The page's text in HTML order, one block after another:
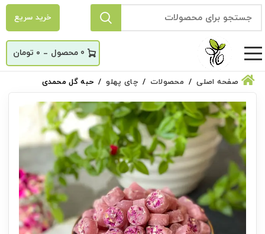
خرید سریع
0
_ ۰ تومان
صفحه اصلی محصولات چای پهلو حبه گل محمدی